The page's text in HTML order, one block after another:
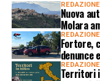
REDAZIONE
Nuova
Molara
REDAZIONE
Fortore,
denunce
REDAZIONE
Territori